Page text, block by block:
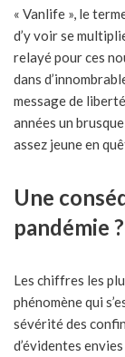
« Vanlife », le
d’y voir se
relayé pour ces
dans
message de
années un
assez jeune en
Une
pandémie ?
Les chiffres les
phénomène qui
sévérité des
d’évidentes